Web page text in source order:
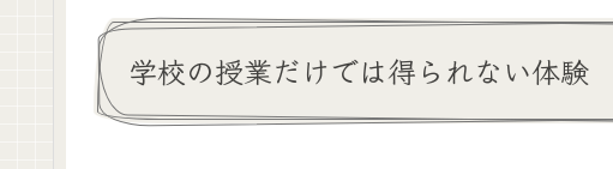
学校の授業だけでは得られない体験